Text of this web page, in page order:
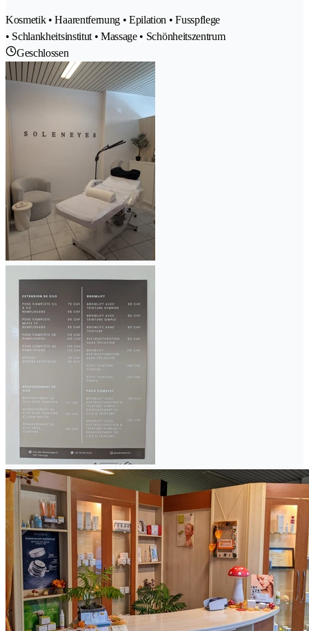
Kosmetik • Haarentfernung • Epilation • Fusspflege
• Schlankheitsinstitut • Massage • Schönheitszentrum
Geschlossen